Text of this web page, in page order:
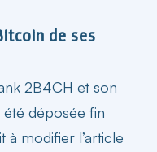
de ses
2B4CH et son
été déposée fin
à modifier l’article